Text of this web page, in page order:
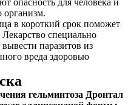
опасность для человека и
организм.
в короткий срок поможет
специально
паразитов из
вреда здоровью
гельминтоза Дронтал